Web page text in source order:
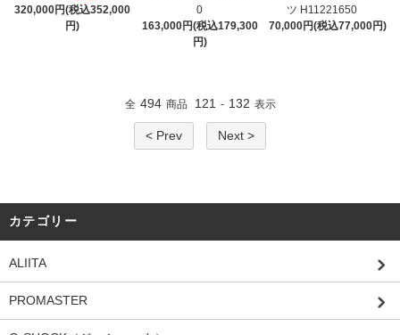
320,000円(税込352,000
円)
0
163,000円(税込179,300
円)
ツ H11221650
70,000円(税込77,000円)
全 494 商品 121 - 132 表示
< Prev Next >
カテゴリー
ALIITA
PROMASTER